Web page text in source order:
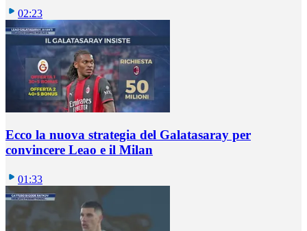
02:23
Ecco la nuova strategia del Galatasaray per
convincere Leao e il Milan
01:33